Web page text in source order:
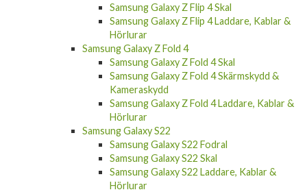
Samsung Galaxy Z Flip 4 Skal
Samsung Galaxy Z Flip 4 Laddare, Kablar &
Hörlurar
Samsung Galaxy Z Fold 4
Samsung Galaxy Z Fold 4 Skal
Samsung Galaxy Z Fold 4 Skärmskydd &
Kameraskydd
Samsung Galaxy Z Fold 4 Laddare, Kablar &
Hörlurar
Samsung Galaxy S22
Samsung Galaxy S22 Fodral
Samsung Galaxy S22 Skal
Samsung Galaxy S22 Laddare, Kablar &
Hörlurar